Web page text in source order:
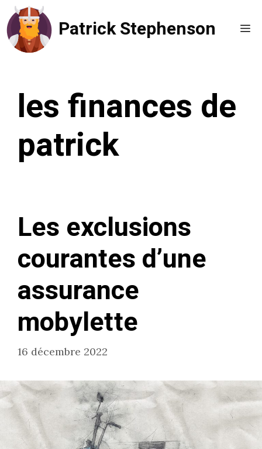
Aller
au
contenu
Patrick Stephenson
les finances de
patrick
Les exclusions
courantes d’une
assurance
mobylette
16 décembre 2022